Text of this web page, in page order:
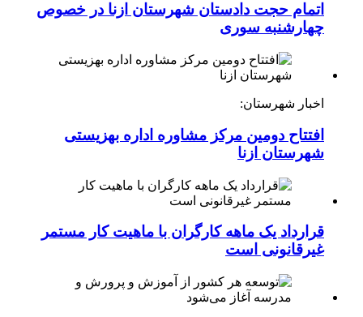
اتمام حجت دادستان شهرستان ازنا در خصوص
چهارشنبه ‌سوری
اخبار شهرستان:
افتتاح دومین مرکز مشاوره اداره بهزیستی
شهرستان ازنا
قرارداد یک ماهه کارگران با ماهیت کار مستمر
غیرقانونی است